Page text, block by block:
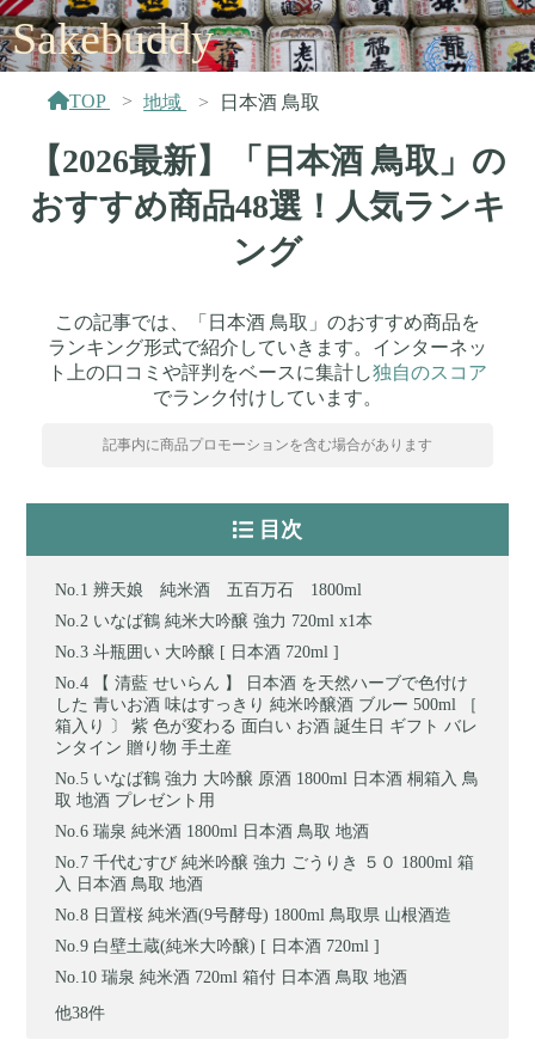
Sakebuddy
TOP 地域 日本酒 鳥取
【2026最新】「日本酒 鳥取」の
おすすめ商品48選！人気ランキ
ング
この記事では、「日本酒 鳥取」のおすすめ商品を
ランキング形式で紹介していきます。インターネッ
ト上の口コミや評判をベースに集計し独自のスコア
でランク付けしています。
記事内に商品プロモーションを含む場合があります
目次
辨天娘 純米酒 五百万石 1800ml
いなば鶴 純米大吟醸 強力 720ml x1本
斗瓶囲い 大吟醸 [ 日本酒 720ml ]
【 清藍 せいらん 】 日本酒 を天然ハーブで色付け
した 青いお酒 味はすっきり 純米吟醸酒 ブルー 500ml ［
箱入り 〕 紫 色が変わる 面白い お酒 誕生日 ギフト バレ
ンタイン 贈り物 手土産
いなば鶴 強力 大吟醸 原酒 1800ml 日本酒 桐箱入 鳥
取 地酒 プレゼント用
瑞泉 純米酒 1800ml 日本酒 鳥取 地酒
千代むすび 純米吟醸 強力 ごうりき ５０ 1800ml 箱
入 日本酒 鳥取 地酒
日置桜 純米酒(9号酵母) 1800ml 鳥取県 山根酒造
白壁土蔵(純米大吟醸) [ 日本酒 720ml ]
瑞泉 純米酒 720ml 箱付 日本酒 鳥取 地酒
他38件